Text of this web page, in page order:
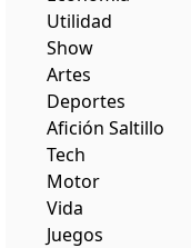
Utilidad
Show
Artes
Deportes
Afición Saltillo
Tech
Motor
Vida
Juegos